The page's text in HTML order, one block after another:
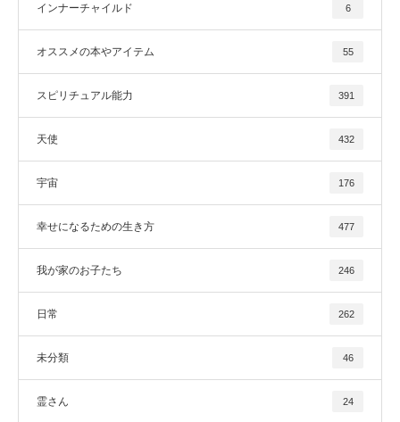
インナーチャイルド 6
オススメの本やアイテム 55
スピリチュアル能力 391
天使 432
宇宙 176
幸せになるための生き方 477
我が家のお子たち 246
日常 262
未分類 46
霊さん 24